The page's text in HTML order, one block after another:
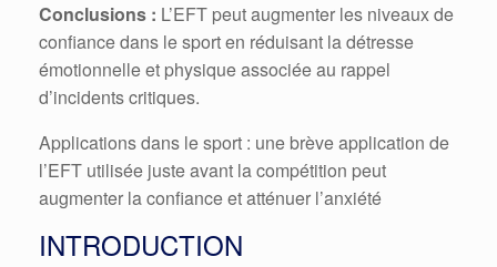
Conclusions : L’EFT peut augmenter les niveaux de
confiance dans le sport en réduisant la détresse
émotionnelle et physique associée au rappel
d’incidents critiques.
Applications dans le sport : une brève application de
l’EFT utilisée juste avant la compétition peut
augmenter la confiance et atténuer l’anxiété
INTRODUCTION